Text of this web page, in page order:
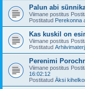
Palun abi
Viimane postitus
Postitatud Perekonna
Kas kuskil on
Viimane postitus
Postitatud
Perenimi
Viimane postitus
16:02:12
Postitatud Äksi